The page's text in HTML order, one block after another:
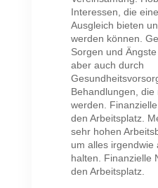
Interessen, die
Ausgleich bieten
werden können.
Sorgen und
aber auch durch
Behandlungen,
werden.
den Arbeitsplatz.
sehr hohen
um alles irgendwie
halten. Finanzielle
den Arbeitsplatz.